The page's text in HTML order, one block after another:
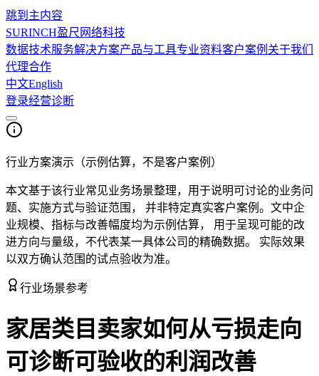
跳到主内容
SURINCH盈尺网络科技
数据技术服务解决方案产品与工具专业资料客户案例 关于我们
代理合作
中文English
登录经营诊断
行业方案演示（示例估算，不是客户案例）
本文基于该行业常见业务场景整理，用于说明可讨论的业务问
题、实施方式与验证范围， 并非特定真实客户案例。文中企
业规模、指标与改善幅度均为示例估算， 用于呈现可能的改
进方向与量级，不代表某一具体公司的精确数据。 实际效果
以双方确认范围的试点验收为准。
行业场景参考
家居类目卖家如何从亏损走向
可诊断可验收的利润改善